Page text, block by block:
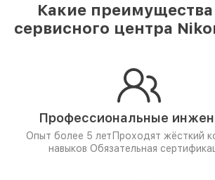
Какие
сервисного центра
Профессиональные
Опыт более 5 лет Проходят жёсткий
навыков Обязательная